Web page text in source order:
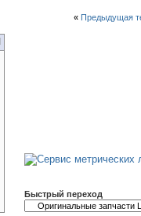
« Предыдущая
Быстрый переход